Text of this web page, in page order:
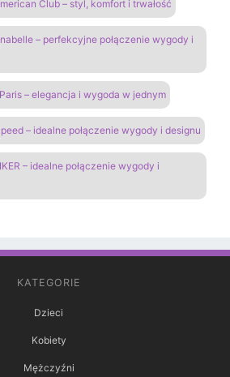
Club – styl, komfort i trwałość
– perfekcyjne połączenie wygody i
– elegancja i wygoda w jednym
– idealne połączenie wygody i designu
– idealne połączenie wygody i
KATEGORIE
Dzieci
Kobiety
Mężczyźni